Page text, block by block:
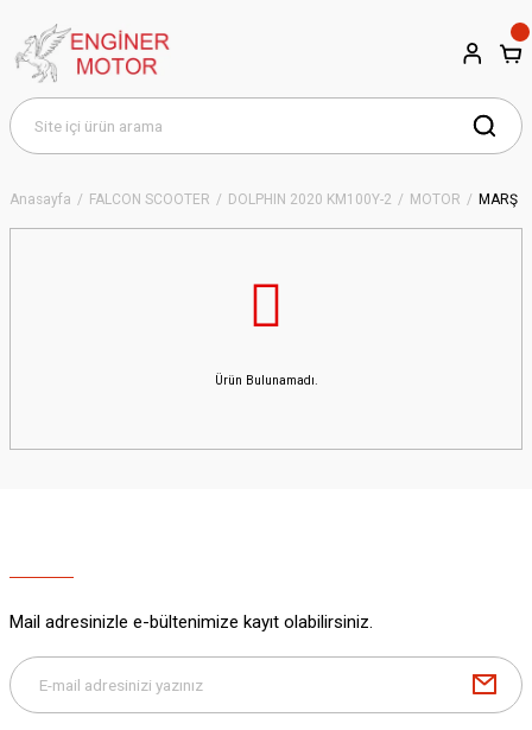
Anasayfa FALCON SCOOTER DOLPHIN 2020 KM100Y-2 MOTOR MARŞ
Ürün Bulunamadı.
Mail adresinizle e-bültenimize kayıt olabilirsiniz.